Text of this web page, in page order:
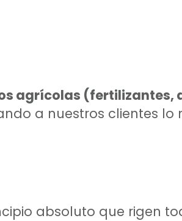
agrícolas (fertilizantes,
a nuestros clientes lo
absoluto que rigen